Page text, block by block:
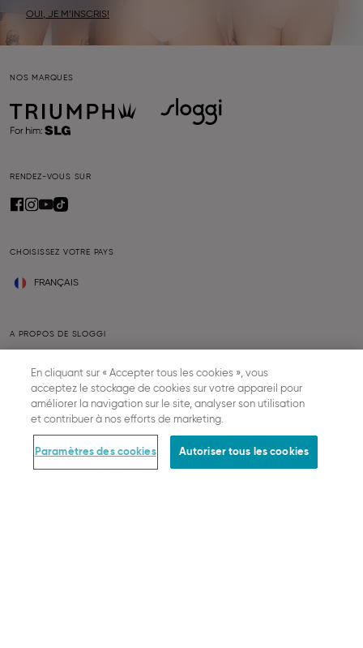
OUI, JE M’INSCRIS!
NOS MARQUES
RENDEZ-VOUS SUR
CHOISISSEZ VOTRE PAYS
FRANÇAIS
A PROPOS DE SLOGGI
Durabilité
AIDE & INFORMATION
En cliquant sur « Accepter tous les cookies », vous
acceptez le stockage de cookies sur votre appareil pour
améliorer la navigation sur le site, analyser son utilisation
et contribuer à nos efforts de marketing.
Paramètres des cookies Autoriser tous les cookies